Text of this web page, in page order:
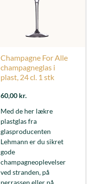
Champagne For Alle
champagneglas i
plast, 24 cl. 1 stk
60,00 kr.
Med de her lækre
plastglas fra
glasproducenten
Lehmann er du sikret
gode
champagneoplevelser
ved stranden, på